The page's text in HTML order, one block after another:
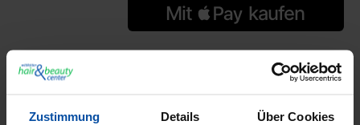
Zustimmung Details Über Cookies
4004864053864
Herstellernummer: